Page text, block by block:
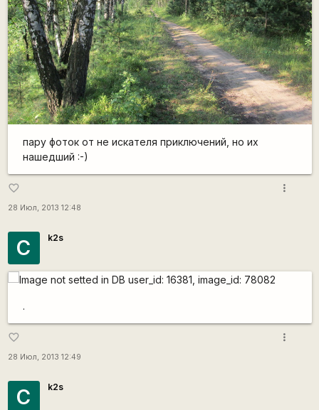
пару фоток от не искателя приключений, но их
нашедший :-)
favorite_border
28 Июл, 2013 12:48
more_vert
С k2s
.
favorite_border
28 Июл, 2013 12:49
more_vert
С k2s